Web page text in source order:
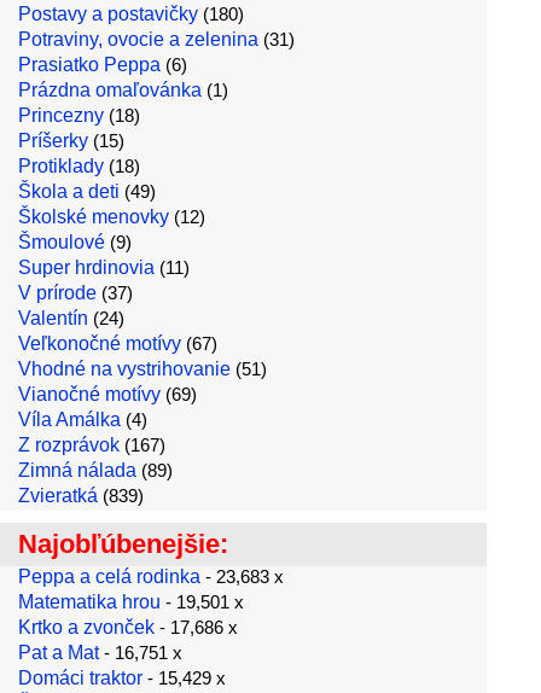
Postavy a postavičky (180)
Potraviny, ovocie a zelenina (31)
Prasiatko Peppa (6)
Prázdna omaľovánka (1)
Princezny (18)
Príšerky (15)
Protiklady (18)
Škola a deti (49)
Školské menovky (12)
Šmoulové (9)
Super hrdinovia (11)
V prírode (37)
Valentín (24)
Veľkonočné motívy (67)
Vhodné na vystrihovanie (51)
Vianočné motívy (69)
Víla Amálka (4)
Z rozprávok (167)
Zimná nálada (89)
Zvieratká (839)
Najobľúbenejšie:
Peppa a celá rodinka - 23,683 x
Matematika hrou - 19,501 x
Krtko a zvonček - 17,686 x
Pat a Mat- 16,751 x
Domáci traktor - 15,429 x